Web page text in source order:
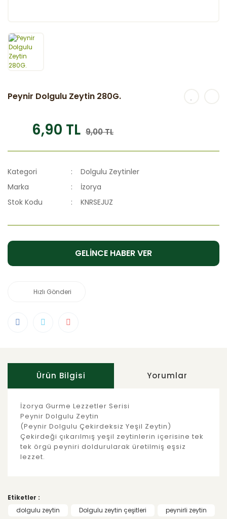
Peynir Dolgulu Zeytin 280G.
6,90 TL 9,00 TL
Kategori
Dolgulu Zeytinler
Marka
İzorya
Stok Kodu
KNRSEJUZ
GELİNCE HABER VER
Hızlı Gönderi
Ürün Bilgisi Yorumlar
İzorya Gurme Lezzetler Serisi
Peynir Dolgulu Zeytin
(Peynir Dolgulu Çekirdeksiz Yeşil Zeytin)
Çekirdeği çıkarılmış yeşil zeytinlerin içerisine tek
tek örgü peyniri doldurularak üretilmiş eşsiz
lezzet.
Yorum Yaz
kullanarak tarafımıza iletebilirsiniz.
Görüş ve önerileriniz için teşekkür ederiz.
Etiketler :
dolgulu zeytin
Dolgulu zeytin çeşitleri
peynirli zeytin